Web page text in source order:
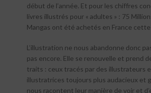
début de l’année. Et pour les chiffres
livres illustrés pour « adultes » : 75
Mangas ont été achetés en France cette
L’illustration ne nous abandonne donc
pas encore. Elle se renouvelle et prend
traits : ceux tracés par des illustrateurs
illustratrices toujours plus audacieux et
nous racontent leur manière de voir et